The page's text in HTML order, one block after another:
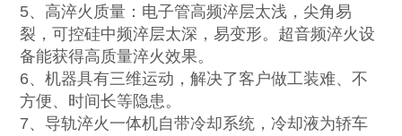
5、高淬火质量：电子管高频淬层太浅，尖角易
裂，可控硅中频淬层太深，易变形。超音频淬火设
备能获得高质量淬火效果。
6、机器具有三维运动，解决了客户做工装难、不
方便、时间长等隐患。
7、导轨淬火一体机自带冷却系统，冷却液为轿车